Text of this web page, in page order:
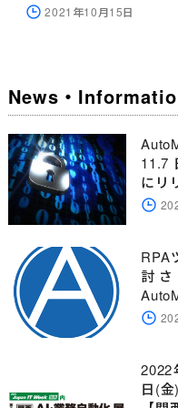
2021年10月15日
News・
11.7
にリ
RPA
討
2022
日(